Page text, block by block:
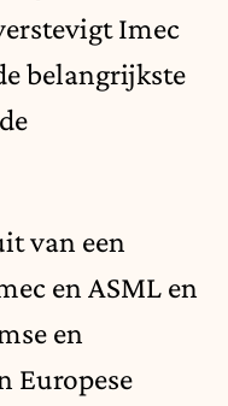
Imec
belangrijkste
van een
en ASML en
en
Europese